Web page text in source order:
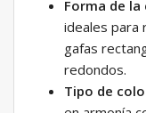
Forma de la
ideales para
gafas
redondos.
Tipo de